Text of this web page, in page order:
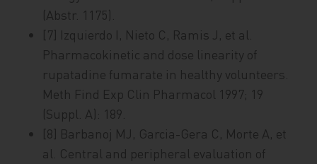
(Abstr. 1175).
[7] Izquierdo I, Nieto C, Ramis J, et al.
Pharmacokinetic and dose linearity of
rupatadine fumarate in healthy volunteers.
Meth Find Exp Clin Pharmacol 1997; 19
(Suppl. A): 189.
[8] Barbanoj MJ, Garcia-Gera C, Morte A, et
al. Central and peripheral evaluation of